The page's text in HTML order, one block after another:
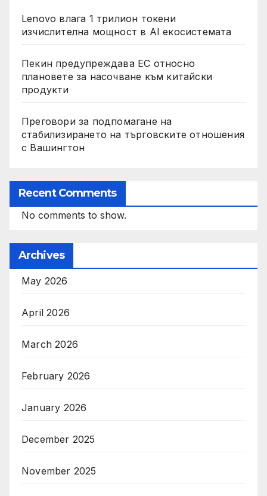
Lenovo влага 1 трилион токени
изчислителна мощност в AI екосистемата
Пекин предупреждава ЕС относно
плановете за насочване към китайски
продукти
Преговори за подпомагане на
стабилизирането на търговските отношения
с Вашингтон
Recent Comments
No comments to show.
Archives
May 2026
April 2026
March 2026
February 2026
January 2026
December 2025
November 2025